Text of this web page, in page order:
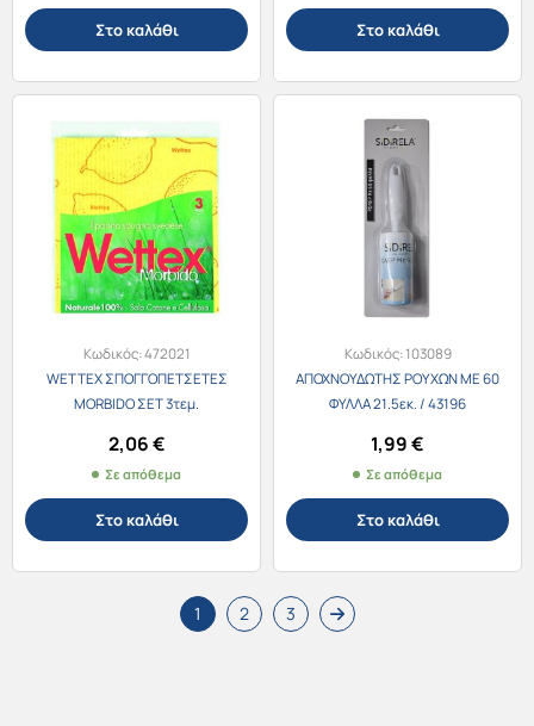
Στο καλάθι Στο καλάθι
Κωδικός:472021
WETTEX ΣΠΟΓΓΟΠΕΤΣΕΤΕΣ
MORBIDO ΣΕΤ 3τεμ.
2,06€
Σε απόθεμα
Στο καλάθι
Κωδικός:103089
ΑΠΟΧΝΟΥΔΩΤΗΣ ΡΟΥΧΩΝ ΜΕ 60
ΦΥΛΛΑ 21.5εκ. / 43196
1,99€
Σε απόθεμα
Στο καλάθι
1 2 3